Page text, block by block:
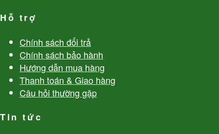
Hỗ trợ
Chính sách đổi trả
Chính sách bảo hành
Hướng dẫn mua hàng
Thanh toán & Giao hàng
Câu hỏi thường gặp
Tin tức